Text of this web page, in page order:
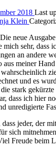
2018 Last
Klein
neue
mich sehr, dass
an andere
aus meiner
und es
stark
dass ich hier
unredigierte
jeder, der
sich
Freude beim